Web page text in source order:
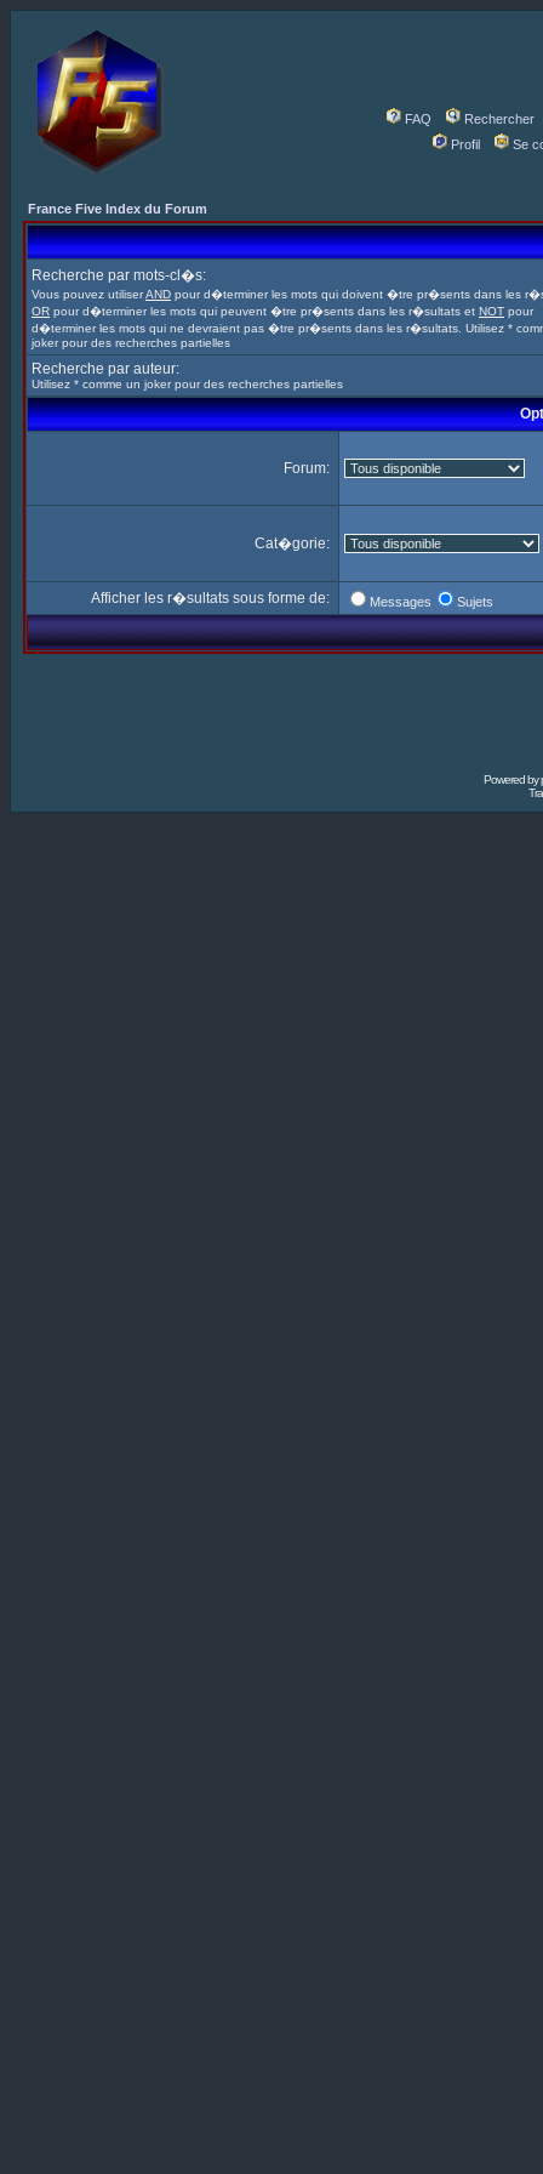
FAQ
Rechercher
Profil
Se
France Five Index du Forum
Recherche par mots-cl�s:
Vous pouvez utiliserAND pour d�terminer les mots qui doivent �tre pr�sents dans les
OR pour d�terminer les mots qui peuvent �tre pr�sents dans les r�sultats et NOT pour
d�terminer les mots qui ne devraient pas �tre pr�sents dans les r�sultats. Utilisez *
joker pour des recherches partielles
Recherche par auteur:
Utilisez * comme un joker pour des recherches partielles
Forum:
Cat�gorie:
Afficher les r�sultats sous forme de: Messages Sujets
Powered by